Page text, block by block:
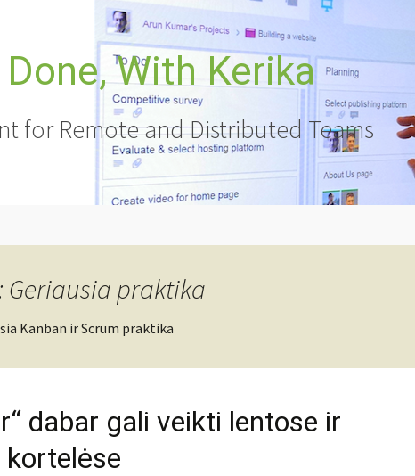
With Kerika
for Remote and Distributed Teams
Geriausia praktika
Kanban ir Scrum praktika
dabar gali veikti lentose ir